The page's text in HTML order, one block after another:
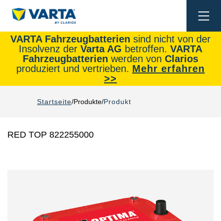
VARTA Fahrzeugbatterien sind nicht von der
Insolvenz der Varta AG betroffen. VARTA
Fahrzeugbatterien werden von Clarios
produziert und vertrieben. Mehr erfahren
>>
Startseite Produkte Produkt
RED TOP 822255000